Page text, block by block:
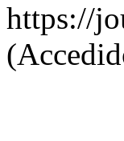
https://